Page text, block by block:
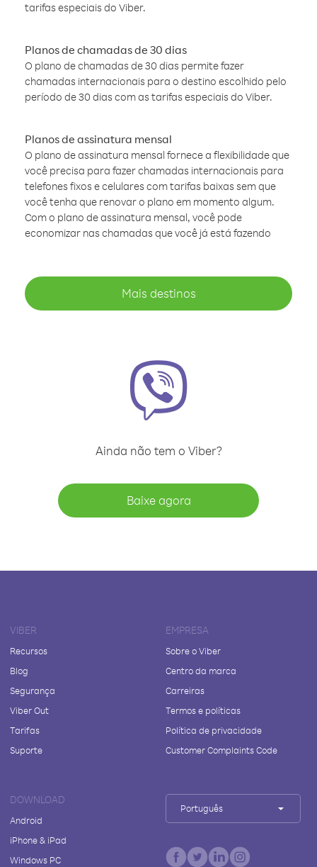
tarifas especiais do Viber.
Planos de chamadas de 30 dias
O plano de chamadas de 30 dias permite fazer
chamadas internacionais para o destino escolhido pelo
período de 30 dias com as tarifas especiais do Viber.
Planos de assinatura mensal
O plano de assinatura mensal fornece a flexibilidade que
você precisa para fazer chamadas internacionais para
telefones fixos e celulares com tarifas baixas sem que
você tenha que renovar o plano em momento algum.
Com o plano de assinatura mensal, você pode
economizar nas chamadas que você já está fazendo
Mais destinos
Ainda não tem o Viber?
Baixe agora
VIBER
Recursos
Blog
Segurança
Viber Out
Tarifas
Suporte
EMPRESA
Sobre o Viber
Centro da marca
Carreiras
Termos e políticas
Política de privacidade
Customer Complaints Code
DOWNLOAD
Android
iPhone & iPad
Windows PC
Português